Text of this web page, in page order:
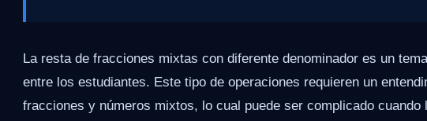
La resta de fracciones mixtas con diferente denominador es un
entre los estudiantes. Este tipo de operaciones requieren un
fracciones y números mixtos, lo cual puede ser complicado cuando